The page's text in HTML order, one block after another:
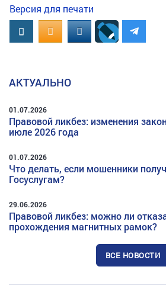
Версия для печати
ВконтактеOK.RUMAIL.RU
АКТУАЛЬНО
01.07.2026
Правовой ликбез: изменения
июле 2026 года
01.07.2026
Что делать, если мошенники
Госуслугам?
29.06.2026
Правовой ликбез: можно ли
прохождения магнитных рамок?
ВСЕ НОВОСТИ